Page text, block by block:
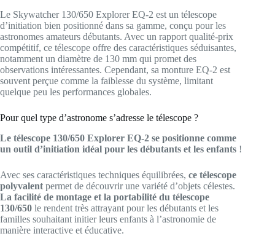
Le Skywatcher 130/650 Explorer EQ-2 est un télescope
d’initiation bien positionné dans sa gamme, conçu pour les
astronomes amateurs débutants. Avec un rapport qualité-prix
compétitif, ce télescope offre des caractéristiques séduisantes,
notamment un diamètre de 130 mm qui promet des
observations intéressantes. Cependant, sa monture EQ-2 est
souvent perçue comme la faiblesse du système, limitant
quelque peu les performances globales.
Pour quel type d’astronome s’adresse le télescope ?
Le télescope 130/650 Explorer EQ-2 se positionne comme
un outil d’initiation idéal pour les débutants et les enfants !
Avec ses caractéristiques techniques équilibrées, ce télescope
polyvalent permet de découvrir une variété d’objets célestes.
La facilité de montage et la portabilité du télescope
130/650 le rendent très attrayant pour les débutants et les
familles souhaitant initier leurs enfants à l’astronomie de
manière interactive et éducative.